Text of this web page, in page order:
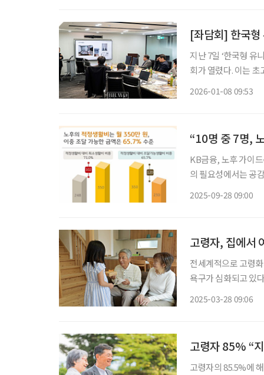
[좌담회] 한국형
지난 7일 ‘한국형 유
회가 열렸다. 이는 초고령사회에 접어든 한국에서 요양시설의 역할은 근본적인 전환점을 맞
2026-01-08 09:53
“10명 중 7명,
KB금융, 노후 가이드북 ‘2025 KB골든라이프 보고서’ 발간 젊은층부터 노년층까
의 필요성에서는 공감하
2025-09-28 09:00
고령자, 집에서
전세계적으로 고령
욕구가 심화되고 있
2025-03-28 09:06
고령자 85% “
고령자의 85.5%에